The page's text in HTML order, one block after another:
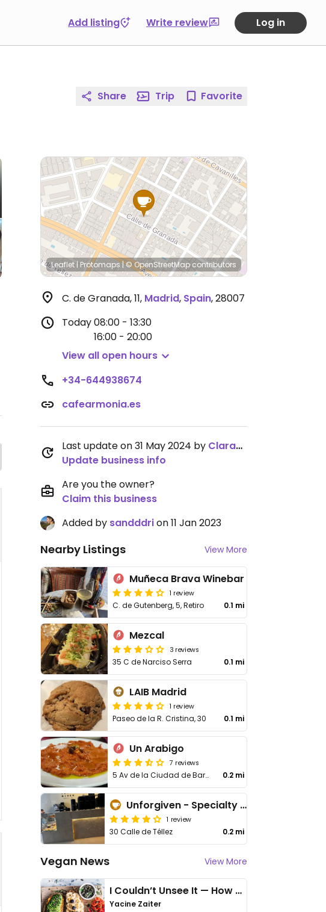
Add listing Write review Log in
Share Trip Favorite
Leaflet | Protomaps|© OpenStreetMapcontributors
C. de Granada, 11, Madrid, Spain,28007
Today08:00 - 13:30
16:00 - 20:00
View all open hours
+34-644938674
cafearmonia.es
Last update on 31 May 2024 by Clara_D_M
Update business info
Are you the owner?
Claim this business
Added by sandddrion 11 Jan 2023
Nearby Listings View More
Muñeca Brava Winebar
1 review
C. de Gutenberg, 5, Retiro 0.1 mi
Mezcal
3 reviews
35 C de Narciso Serra 0.1 mi
LAIB Madrid
1 review
Paseo de la R. Cristina, 30 0.1 mi
Un Arabigo
7 reviews
5 Av de la Ciudad de Barcelona 0.2 mi
Unforgiven - Specialty Coffee Lab & Roastery
1 review
30 Calle de Téllez 0.2 mi
Vegan News View More
I Couldn’t Unsee It — How Thailand Turned My Beliefs Into Action⁠
Yacine Zaiter